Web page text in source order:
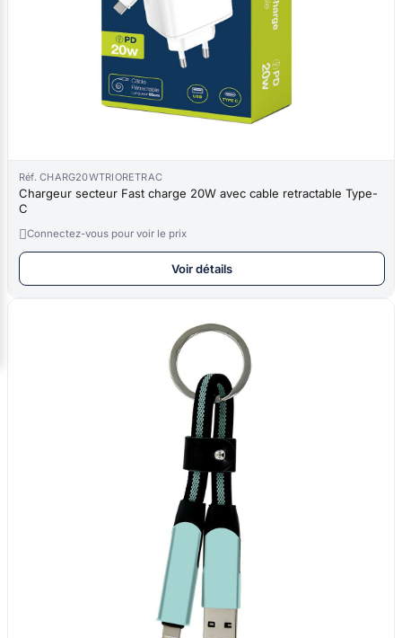
Réf. CHARG20WTRIORETRAC
Chargeur secteur Fast charge 20W avec cable retractable Type-
C
Connectez-vous pour voir le prix
Voir détails